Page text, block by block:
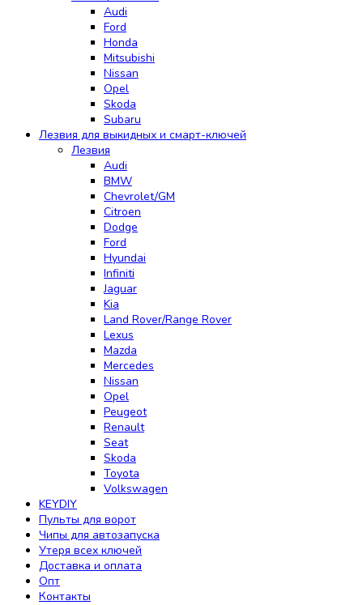
Audi
Ford
Honda
Mitsubishi
Nissan
Opel
Skoda
Subaru
Лезвия для выкидных и смарт-ключей
Лезвия
Audi
BMW
Chevrolet/GM
Citroen
Dodge
Ford
Hyundai
Infiniti
Jaguar
Kia
Land Rover/Range Rover
Lexus
Mazda
Mercedes
Nissan
Opel
Peugeot
Renault
Seat
Skoda
Toyota
Volkswagen
KEYDIY
Пульты для ворот
Чипы для автозапуска
Утеря всех ключей
Доставка и оплата
Опт
Контакты